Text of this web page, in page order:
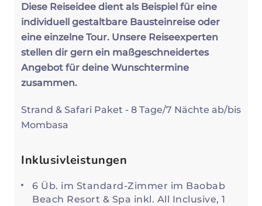
Diese Reiseidee dient als Beispiel für eine
individuell gestaltbare Bausteinreise oder
eine einzelne Tour. Unsere Reiseexperten
stellen dir gern ein maßgeschneidertes
Angebot für deine Wunschtermine
zusammen.
Strand & Safari Paket - 8 Tage/7 Nächte ab/bis
Mombasa
Inklusivleistungen
6 Üb. im Standard-Zimmer im Baobab
Beach Resort & Spa inkl. All Inclusive, 1